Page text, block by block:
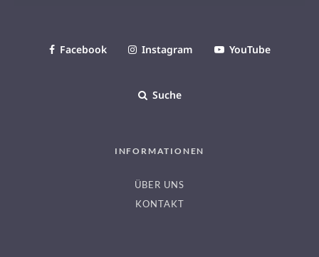
Facebook Instagram YouTube
Suche
INFORMATIONEN
ÜBER UNS
KONTAKT